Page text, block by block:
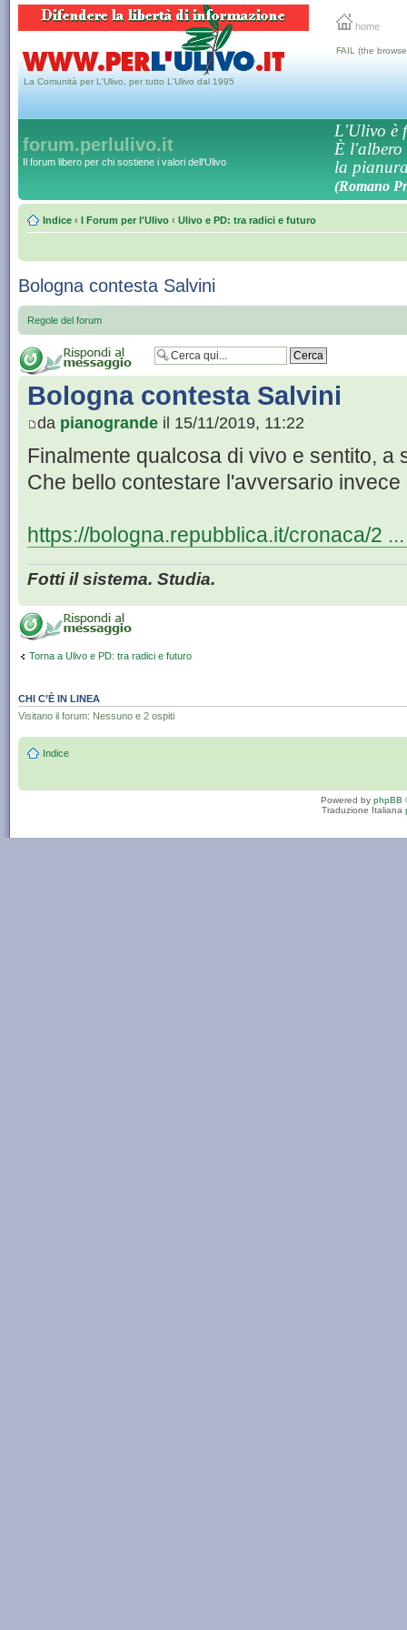
home
La Comunità per L'Ulivo, per tutto L'Ulivo dal 1995
FAIL (the
forum.perlulivo.it
Il forum libero per chi sostiene i valori dell'Ulivo
L'Ulivo è
È l'albero
la
(Romano
Indice ‹ I Forum per l'Ulivo ‹ Ulivo e PD: tra radici e futuro
Bologna contesta Salvini
Regole del forum
Bologna contesta Salvini
da pianogrande il 15/11/2019, 11:22
Finalmente qualcosa di vivo e sentito, a
Che bello contestare l'avversario
https://bologna.repubblica.it/cronaca/2
Fotti il sistema. Studia.
Torna a Ulivo e PD: tra radici e futuro
CHI C’È IN LINEA
Visitano il forum: Nessuno e 2 ospiti
Indice
Powered by phpBB
Traduzione Italiana